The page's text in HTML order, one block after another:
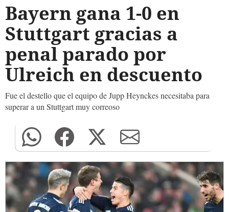
Bayern gana 1-0 en
Stuttgart gracias a
penal parado por
Ulreich en descuento
Fue el destello que el equipo de Jupp Heynckes necesitaba para
superar a un Stuttgart muy correoso